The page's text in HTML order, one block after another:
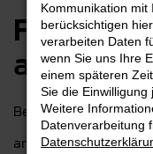
Ford
am Main
Bei Autohaus H&H
am Main finden Sie
Kommunikation
berücksichtigen
verarbeiten Daten
wenn Sie uns Ihre
einem späteren
Sie die Einwilligung
Weitere
Datenverarbeitung